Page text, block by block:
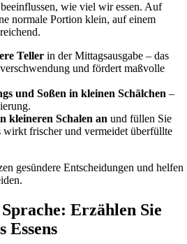
wie viel wir essen. Auf
normale Portion klein, auf einem
Teller in der Mittagsausgabe – das
und fördert maßvolle
und Soßen in kleinen Schälchen –
kleineren Schalen an und füllen Sie
wirkt frischer und vermeidet überfüllte
gesündere Entscheidungen und helfen
Erzählen Sie
Essens